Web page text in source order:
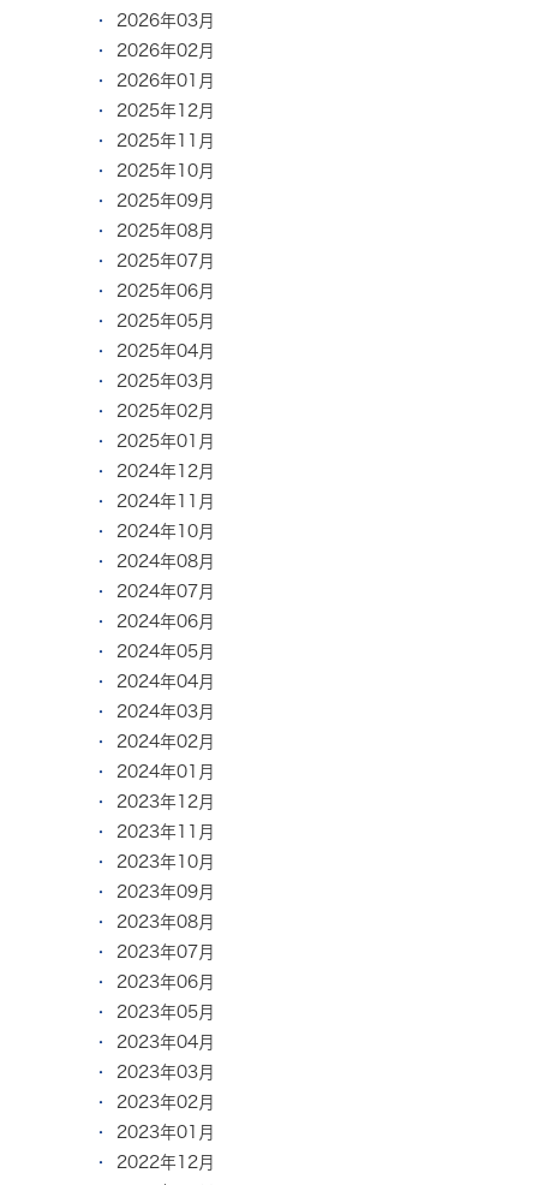
2026年03月
2026年02月
2026年01月
2025年12月
2025年11月
2025年10月
2025年09月
2025年08月
2025年07月
2025年06月
2025年05月
2025年04月
2025年03月
2025年02月
2025年01月
2024年12月
2024年11月
2024年10月
2024年08月
2024年07月
2024年06月
2024年05月
2024年04月
2024年03月
2024年02月
2024年01月
2023年12月
2023年11月
2023年10月
2023年09月
2023年08月
2023年07月
2023年06月
2023年05月
2023年04月
2023年03月
2023年02月
2023年01月
2022年12月